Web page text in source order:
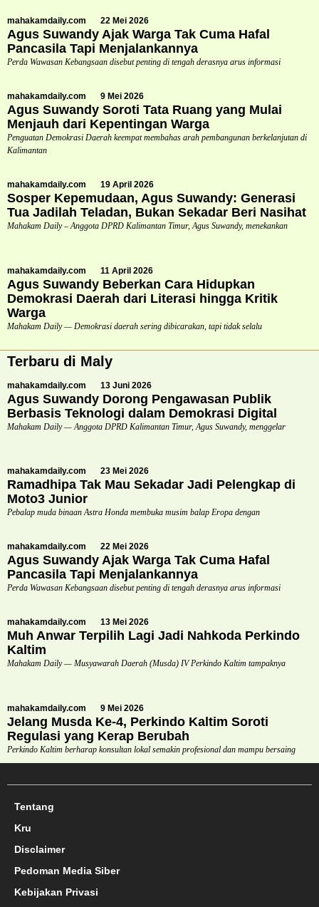
mahakamdaily.com 22 Mei 2026
Agus Suwandy Ajak Warga Tak Cuma Hafal
Pancasila Tapi Menjalankannya
Perda Wawasan Kebangsaan disebut penting di tengah derasnya arus informasi
mahakamdaily.com 9 Mei 2026
Agus Suwandy Soroti Tata Ruang yang Mulai
Menjauh dari Kepentingan Warga
Penguatan Demokrasi Daerah keempat membahas arah pembangunan berkelanjutan di
Kalimantan
mahakamdaily.com 19 April 2026
Sosper Kepemudaan, Agus Suwandy: Generasi
Tua Jadilah Teladan, Bukan Sekadar Beri Nasihat
Mahakam Daily – Anggota DPRD Kalimantan Timur, Agus Suwandy, menekankan
mahakamdaily.com 11 April 2026
Agus Suwandy Beberkan Cara Hidupkan
Demokrasi Daerah dari Literasi hingga Kritik
Warga
Mahakam Daily — Demokrasi daerah sering dibicarakan, tapi tidak selalu
Terbaru di Maly
mahakamdaily.com 13 Juni 2026
Agus Suwandy Dorong Pengawasan Publik
Berbasis Teknologi dalam Demokrasi Digital
Mahakam Daily — Anggota DPRD Kalimantan Timur, Agus Suwandy, menggelar
mahakamdaily.com 23 Mei 2026
Ramadhipa Tak Mau Sekadar Jadi Pelengkap di
Moto3 Junior
Pebalap muda binaan Astra Honda membuka musim balap Eropa dengan
mahakamdaily.com 22 Mei 2026
Agus Suwandy Ajak Warga Tak Cuma Hafal
Pancasila Tapi Menjalankannya
Perda Wawasan Kebangsaan disebut penting di tengah derasnya arus informasi
mahakamdaily.com 13 Mei 2026
Muh Anwar Terpilih Lagi Jadi Nahkoda Perkindo
Kaltim
Mahakam Daily — Musyawarah Daerah (Musda) IV Perkindo Kaltim tampaknya
mahakamdaily.com 9 Mei 2026
Jelang Musda Ke-4, Perkindo Kaltim Soroti
Regulasi yang Kerap Berubah
Perkindo Kaltim berharap konsultan lokal semakin profesional dan mampu bersaing
Tentang
Kru
Disclaimer
Pedoman Media Siber
Kebijakan Privasi